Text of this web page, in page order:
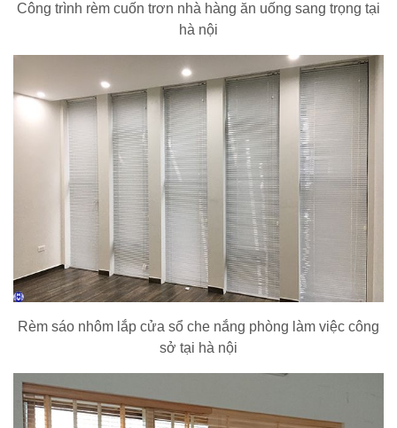
Công trình rèm cuốn trơn nhà hàng ăn uống sang trọng tại
hà nội
Rèm sáo nhôm lắp cửa sổ che nắng phòng làm việc công
sở tại hà nội